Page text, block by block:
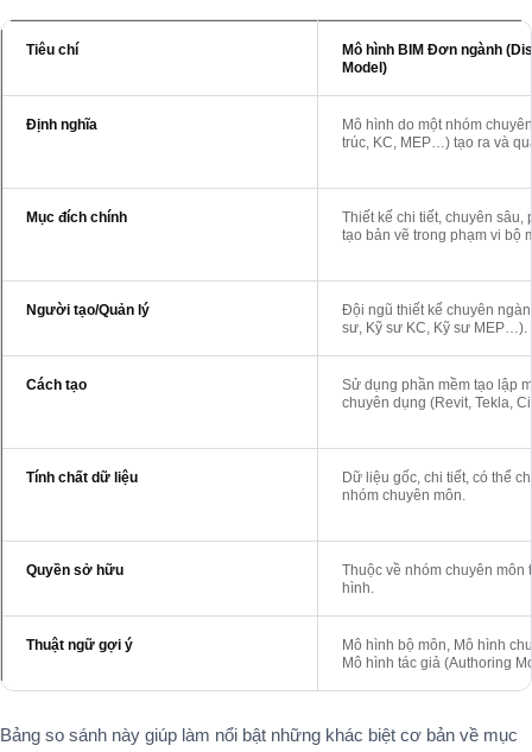
Tiêu chí
Mô hình BIM Đơn ngành
Model)
Định nghĩa
Mô hình do một nhóm
trúc, KC, MEP…) tạo ra và
Mục đích chính
Thiết kế chi tiết, chuyên sâu,
tạo bản vẽ trong phạm vi bộ
Người tạo/Quản lý
Đội ngũ thiết kế chuyên
sư, Kỹ sư KC, Kỹ sư MEP…).
Cách tạo
Sử dụng phần mềm tạo lập
chuyên dụng (Revit, Tekla,
Tính chất dữ liệu
Dữ liệu gốc, chi tiết, có thể
nhóm chuyên môn.
Quyền sở hữu
Thuộc về nhóm chuyên môn
hình.
Thuật ngữ gợi ý
Mô hình bộ môn, Mô hình
Mô hình tác giả (Authoring
Bảng so sánh này giúp làm nổi bật những khác biệt cơ bản về mục